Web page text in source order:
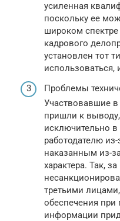
усиленная
поскольку ее
широком
кадрового
установлен тот
использоваться,
Проблемы
Участвовавшие
пришли к
исключительно
работодателю
наказанным из-
характера. Так,
третьими
обеспечения при
информации